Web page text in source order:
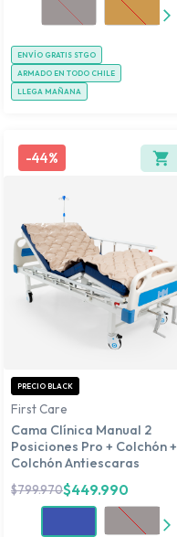
ENVÍO GRATIS STGO
ARMADO EN TODO CHILE
LLEGA MAÑANA
-44%
PRECIO BLACK
First Care
Cama Clínica Manual 2
Posiciones Pro + Colchón +
Colchón Antiescaras
$799.970$449.990